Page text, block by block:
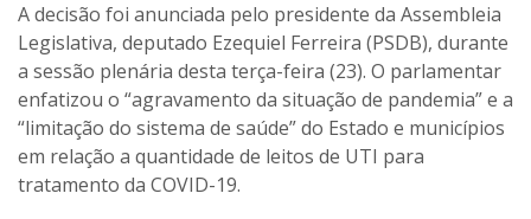
A decisão foi anunciada pelo presidente da Assembleia
Legislativa, deputado Ezequiel Ferreira (PSDB), durante
a sessão plenária desta terça-feira (23). O parlamentar
enfatizou o “agravamento da situação de pandemia” e a
“limitação do sistema de saúde” do Estado e municípios
em relação a quantidade de leitos de UTI para
tratamento da COVID-19.